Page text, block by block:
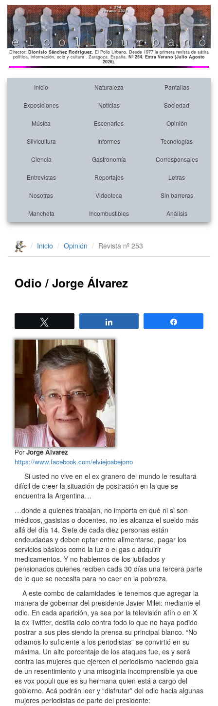
Director: Dionisio Sánchez Rodríguez. El Pollo Urbano. Desde 1977 la primera revista de sátira
política, información, ocio y cultura . Zaragoza. España. Nº 254. Extra Verano (Julio Agosto
2026).
Inicio Naturaleza Pantallas
Exposiciones Noticias Sociedad
Música Escenarios Opinión
Silvicultura Informes Tecnologías
Ciencia Gastronomía Corresponsales
Entrevistas Reportajes Letras
Nosotras Videoteca Sin barreras
Mancheta Incombustibles Análisis
Inicio Opinión Revista nº 253
Odio / Jorge Álvarez
PorJorge Álvarez
https://www.facebook.com/elviejoabejorro
Si usted no vive en el ex granero del mundo le resultará
difícil de creer la situación de postración en la que se
encuentra la Argentina…
…donde a quienes trabajan, no importa en qué ni si son
médicos, gasistas o docentes, no les alcanza el sueldo más
allá del día 14. Siete de cada diez personas están
endeudadas y deben optar entre alimentarse, pagar los
servicios básicos como la luz o el gas o adquirir
medicamentos. Y no hablemos de los jubilados y
pensionados quienes reciben cada 30 días una tercera parte
de lo que se necesita para no caer en la pobreza.
A este combo de calamidades le tenemos que agregar la
manera de gobernar del presidente Javier Milei: mediante el
odio. En cada aparición, ya sea por la televisión afín o en X
la ex Twitter, destila odio contra todo lo que no haya podido
postrar a sus pies siendo la prensa su principal blanco. “No
odiamos lo suficiente a los periodistas” se convirtió en su
máxima. Un alto porcentaje de los ataques fue, es y será
contra las mujeres que ejercen el periodismo haciendo gala
de un resentimiento y una misoginia incomprensible ya que
es vox populi que es su hermana quien está a cargo del
gobierno. Acá podrán leer y “disfrutar” del odio hacia algunas
mujeres periodistas de parte del presidente: